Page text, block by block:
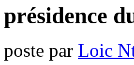
présidence
poste par Loic